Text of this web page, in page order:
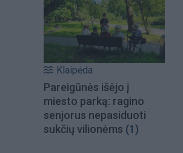
Klaipėda
Pareigūnės išėjo į
miesto parką: ragino
senjorus nepasiduoti
sukčių vilionėms (1)